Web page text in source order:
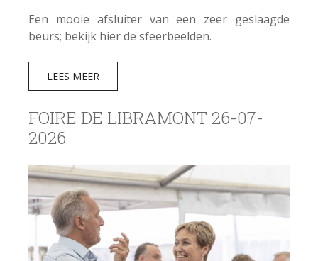
Een mooie afsluiter van een zeer geslaagde
beurs; bekijk hier de sfeerbeelden.
LEES MEER
FOIRE DE LIBRAMONT 26-07-
2026